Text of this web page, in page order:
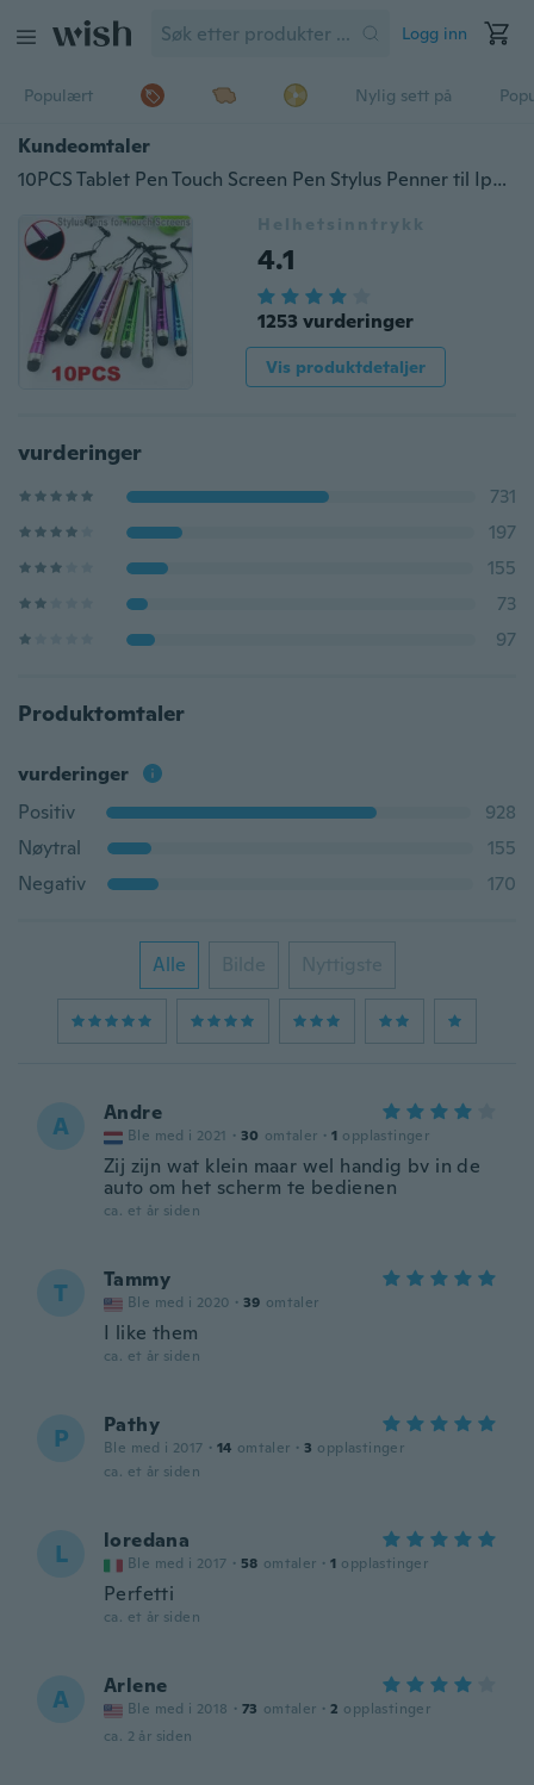
Logg inn
Populært Nylig sett på
Kundeomtaler
10PCS Tablet Pen Touch Screen Pen Stylus Penner til Iphone Ipad for Samsung Tablet Phone Pc Mote berøringsskjermpenner med støvplugg
Helhetsinntrykk
4.1
1253 vurderinger
Vis produktdetaljer
vurderinger
731
197
155
73
97
Produktomtaler
vurderinger
Positiv
928
Nøytral
155
Negativ
170
Alle Bilde Nyttigste
A Andre
Ble med i 2021 · 30 omtaler · 1 opplastinger
Zij zijn wat klein maar wel handig bv in de
auto om het scherm te bedienen
ca. et år siden
T Tammy
Ble med i 2020 · 39 omtaler
I like them
ca. et år siden
P Pathy
Ble med i 2017 · 14 omtaler · 3 opplastinger
ca. et år siden
L loredana
Ble med i 2017 · 58 omtaler · 1 opplastinger
Perfetti
ca. et år siden
A Arlene
Ble med i 2018 · 73 omtaler · 2 opplastinger
ca. 2 år siden